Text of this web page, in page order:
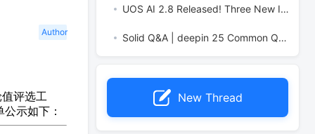
Author
评选工
示如下：
UOS AI 2.8 Released! Three New Intelligent Agents & Major Evolution
Solid Q&A | deepin 25 Common Questions – The Immutable System Edition
New Thread